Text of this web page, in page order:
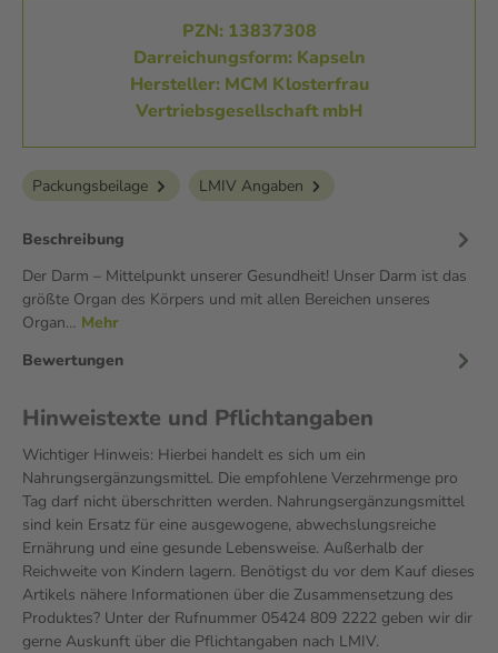
PZN: 13837308
Darreichungsform: Kapseln
Hersteller: MCM Klosterfrau
Vertriebsgesellschaft mbH
Packungsbeilage LMIV Angaben
Beschreibung
Der Darm – Mittelpunkt unserer Gesundheit! Unser Darm ist das
größte Organ des Körpers und mit allen Bereichen unseres
Organ… Mehr
Bewertungen
Hinweistexte und Pflichtangaben
Wichtiger Hinweis: Hierbei handelt es sich um ein
Nahrungsergänzungsmittel. Die empfohlene Verzehrmenge pro
Tag darf nicht überschritten werden. Nahrungsergänzungsmittel
sind kein Ersatz für eine ausgewogene, abwechslungsreiche
Ernährung und eine gesunde Lebensweise. Außerhalb der
Reichweite von Kindern lagern. Benötigst du vor dem Kauf dieses
Artikels nähere Informationen über die Zusammensetzung des
Produktes? Unter der Rufnummer 05424 809 2222 geben wir dir
gerne Auskunft über die Pflichtangaben nach LMIV.